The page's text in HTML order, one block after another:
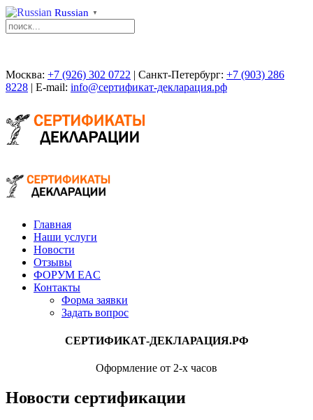
Russian ▼
Москва: +7 (926) 302 0722 | Санкт-Петербург: +7 (903) 286
8228 | E-mail: info@сертификат-декларация.рф
Главная
Наши услуги
Новости
Отзывы
ФОРУМ EAC
Контакты
Форма заявки
Задать вопрос
СЕРТИФИКАТ-ДЕКЛАРАЦИЯ.РФ
Оформление от 2-х часов
Новости сертификации